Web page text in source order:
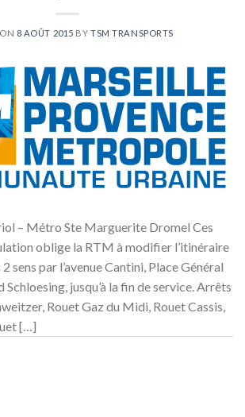
8 AOÛT 2015 BYTSM TRANSPORTS
– Métro Ste Marguerite Dromel Ces
oblige la RTM à modifier l’itinéraire
sens par l’avenue Cantini, Place Général
jusqu’à la fin de service. Arrêts
Rouet Gaz du Midi, Rouet Cassis,
[…]